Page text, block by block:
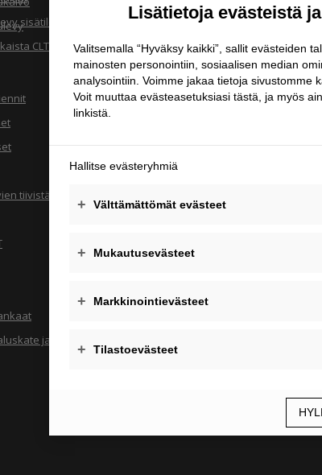
sisätiloihin
CLT-rakenteille
tiivistäminen
ja rakennusaikainen sääsuoja